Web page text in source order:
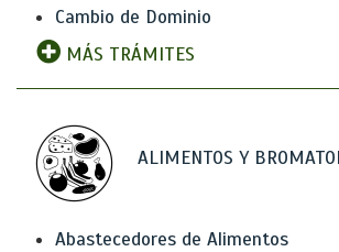
Cambio de Dominio
MÁS TRÁMITES
ALIMENTOS Y
Abastecedores de Alimentos